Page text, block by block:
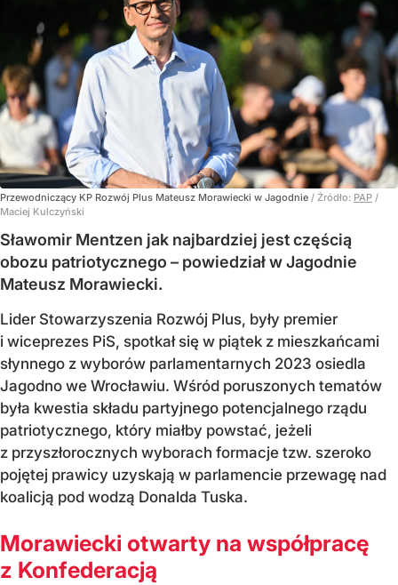
Przewodniczący KP Rozwój Plus Mateusz Morawiecki w Jagodnie / Źródło: PAP /
Maciej Kulczyński
Sławomir Mentzen jak najbardziej jest częścią
obozu patriotycznego – powiedział w Jagodnie
Mateusz Morawiecki.
Lider Stowarzyszenia Rozwój Plus, były premier
i wiceprezes PiS, spotkał się w piątek z mieszkańcami
słynnego z wyborów parlamentarnych 2023 osiedla
Jagodno we Wrocławiu. Wśród poruszonych tematów
była kwestia składu partyjnego potencjalnego rządu
patriotycznego, który miałby powstać, jeżeli
z przyszłorocznych wyborach formacje tzw. szeroko
pojętej prawicy uzyskają w parlamencie przewagę nad
koalicją pod wodzą Donalda Tuska.
Morawiecki otwarty na współpracę
z Konfederacją